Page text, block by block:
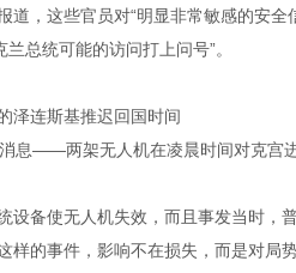
道，这些官员对“明显非常敏感的安
总统可能的访问打上问号”。
泽连斯基推迟回国时间
息——两架无人机在凌晨时间对克宫
设备使无人机失效，而且事发当时，
样的事件，影响不在损失，而是对局